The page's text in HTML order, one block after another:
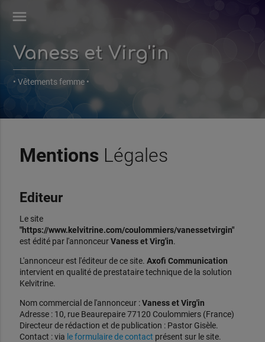
menu
Vaness et Virg'in
• Vêtements femme •
MentionsLégales
Editeur
Le site
"https://www.kelvitrine.com/coulommiers/vanessetvirgin"
est édité par l'annonceurVaness et Virg'in.
L'annonceur est l'éditeur de ce site. Axofi Communication
intervient en qualité de prestataire technique de la solution
Kelvitrine.
Nom commercial de l'annonceur :Vaness et Virg'in
Adresse : 10, rue Beaurepaire 77120 Coulommiers (France)
Directeur de rédaction et de publication : Pastor Gisèle.
Contact : via le formulaire de contact présent sur le site.